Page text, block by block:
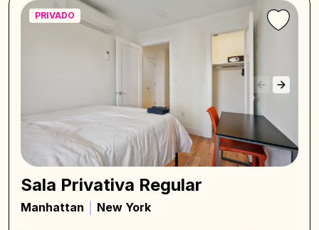
PRIVADO
Sala Privativa Regular
Manhattan New York